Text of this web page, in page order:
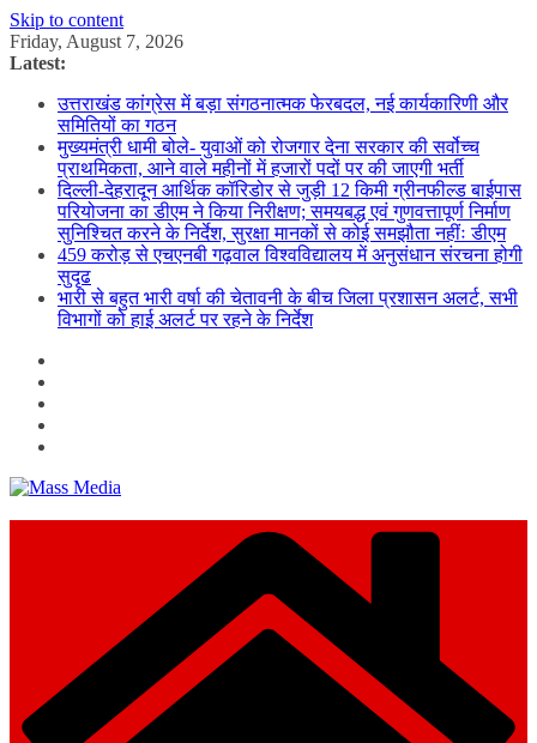
Skip to content
Friday, August 7, 2026
Latest:
उत्तराखंड कांग्रेस में बड़ा संगठनात्मक फेरबदल, नई कार्यकारिणी और
समितियों का गठन
मुख्यमंत्री धामी बोले- युवाओं को रोजगार देना सरकार की सर्वोच्च
प्राथमिकता, आने वाले महीनों में हजारों पदों पर की जाएगी भर्ती
दिल्ली-देहरादून आर्थिक कॉरिडोर से जुड़ी 12 किमी ग्रीनफील्ड बाईपास
परियोजना का डीएम ने किया निरीक्षण; समयबद्ध एवं गुणवत्तापूर्ण निर्माण
सुनिश्चित करने के निर्देश, सुरक्षा मानकों से कोई समझौता नहींः डीएम
459 करोड़ से एचएनबी गढ़वाल विश्वविद्यालय में अनुसंधान संरचना होगी
सुदृढ
भारी से बहुत भारी वर्षा की चेतावनी के बीच जिला प्रशासन अलर्ट, सभी
विभागों को हाई अलर्ट पर रहने के निर्देश